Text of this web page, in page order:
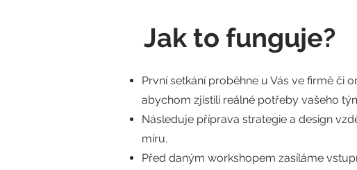
Jak to funguje?
První setkání proběhne u Vás ve firmě či
abychom zjistili reálné potřeby vašeho
Následuje příprava strategie a design
míru.
Před daným workshopem zasíláme